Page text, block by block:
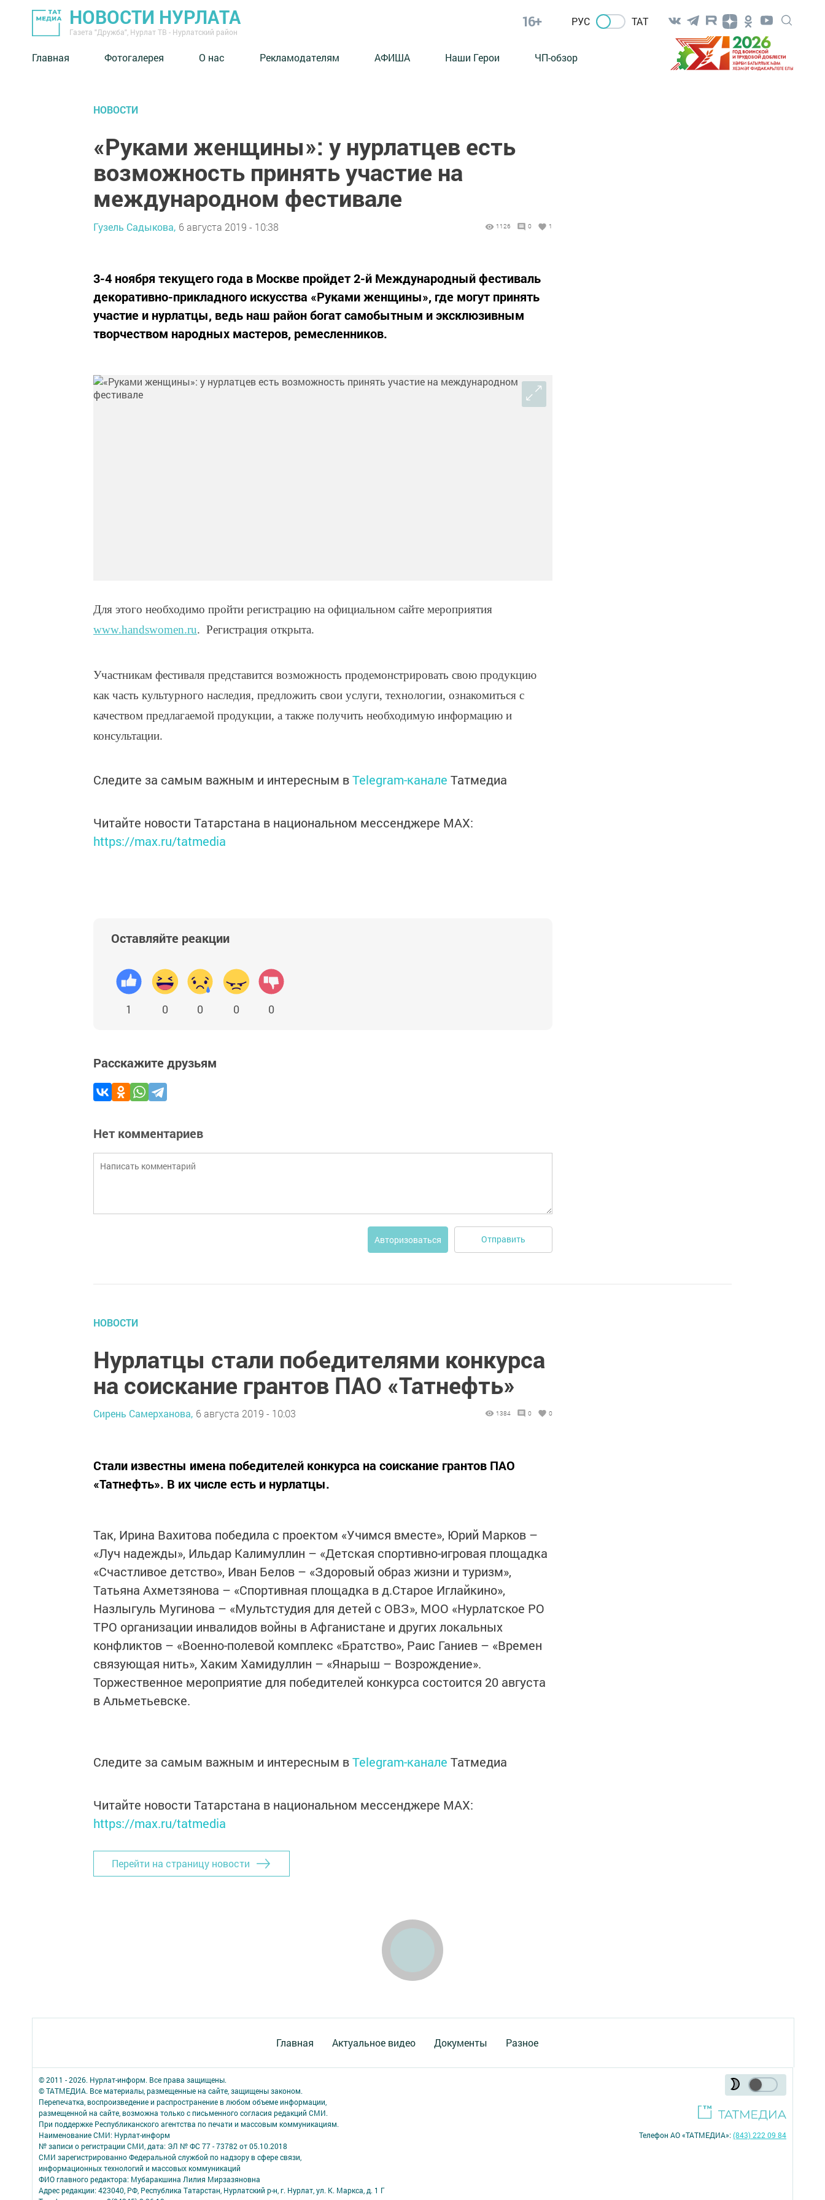
НОВОСТИ НУРЛАТА
Газета "Дружба", Нурлат ТВ - Нурлатский район
16+ РУС ТАТ
Главная Фотогалерея О нас Рекламодателям АФИША Наши Герои ЧП-обзор
НОВОСТИ
«Руками женщины»: у нурлатцев есть
возможность принять участие на
международном фестивале
Гузель Садыкова, 6 августа 2019 - 10:38 1126 0 1
3-4 ноября текущего года в Москве пройдет 2-й Международный фестиваль
декоративно-прикладного искусства «Руками женщины», где могут принять
участие и нурлатцы, ведь наш район богат самобытным и эксклюзивным
творчеством народных мастеров, ремесленников.
Для этого необходимо пройти регистрацию на официальном сайте мероприятия
www.handswomen.ru. Регистрация открыта.
Участникам фестиваля представится возможность продемонстрировать свою продукцию
как часть культурного наследия, предложить свои услуги, технологии, ознакомиться с
качеством предлагаемой продукции, а также получить необходимую информацию и
консультации.
Следите за самым важным и интересным вTelegram-канале Татмедиа
Читайте новости Татарстана в национальном мессенджере MАХ:
https://max.ru/tatmedia
Оставляйте реакции
1 0 0 0 0
Расскажите друзьям
Нет комментариев
Авторизоваться Отправить
НОВОСТИ
Нурлатцы стали победителями конкурса
на соискание грантов ПАО «Татнефть»
Сирень Самерханова, 6 августа 2019 - 10:03 1384 0 0
Стали известны имена победителей конкурса на соискание грантов ПАО
«Татнефть». В их числе есть и нурлатцы.
Так, Ирина Вахитова победила с проектом «Учимся вместе», Юрий Марков –
«Луч надежды», Ильдар Калимуллин – «Детская спортивно-игровая площадка
«Счастливое детство», Иван Белов – «Здоровый образ жизни и туризм»,
Татьяна Ахметзянова – «Спортивная площадка в д.Старое Иглайкино»,
Назлыгуль Мугинова – «Мультстудия для детей с ОВЗ», МОО «Нурлатское РО
ТРО организации инвалидов войны в Афганистане и других локальных
конфликтов – «Военно-полевой комплекс «Братство», Раис Ганиев – «Времен
связующая нить», Хаким Хамидуллин – «Янарыш – Возрождение».
Торжественное мероприятие для победителей конкурса состоится 20 августа
в Альметьевске.
Следите за самым важным и интересным вTelegram-канале Татмедиа
Читайте новости Татарстана в национальном мессенджере MАХ:
https://max.ru/tatmedia
Перейти на страницу новости
Главная Актуальное видео Документы Разное
© 2011 - 2026. Нурлат-⁠информ. Все права защищены.
© ТАТМЕДИА. Все материалы, размещенные на сайте, защищены законом.
Перепечатка, воспроизведение и распространение в любом объеме информации,
размещенной на сайте, возможна только с письменного согласия редакций СМИ.
При поддержке Республиканского агентства по печати и массовым коммуникациям.
Наименование СМИ: Нурлат-⁠информ
№ записи о регистрации СМИ, дата: ЭЛ № ФС 77 -⁠ 73782 от 05.10.2018
СМИ зарегистрированно Федеральной службой по надзору в сфере связи,
информационных технологий и массовых коммуникаций
ФИО главного редактора: Мубаракшина Лилия Мирзазяновна
Адрес редакции: 423040, РФ, Республика Татарстан, Нурлатский р-н, г. Нурлат, ул. К. Маркса, д. 1 Г
Телефон АО «ТАТМЕДИА»:(843) 222 09 84